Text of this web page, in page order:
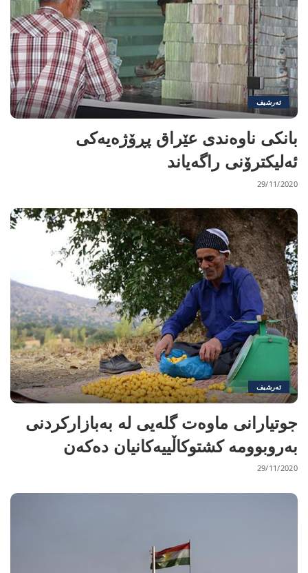
ئەرشیف
بانكی ناوەندی عێراق پڕۆژەیەكی
ئەلیكترۆنی راگەیاند
29/11/2020
ئەرشیف
جوتیارانی ماوەت گلەیی لە بەبازارکردنی
بەروبوومە کشتوکاڵییەکانیان دەکەن
29/11/2020